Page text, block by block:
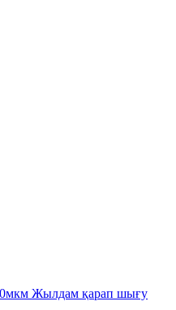
Жылдам қарап шығу